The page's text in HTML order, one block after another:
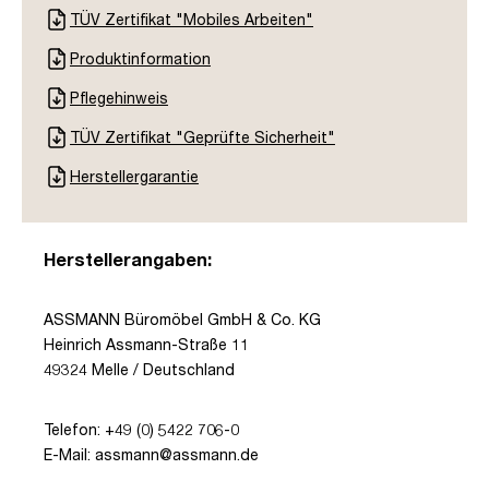
TÜV Zertifikat "Mobiles Arbeiten"
Produktinformation
Pflegehinweis
TÜV Zertifikat "Geprüfte Sicherheit"
Herstellergarantie
Herstellerangaben:
ASSMANN Büromöbel GmbH & Co. KG
Heinrich Assmann-Straße 11
49324 Melle / Deutschland
Telefon: +49 (0) 5422 706-0
E-Mail: assmann@assmann.de